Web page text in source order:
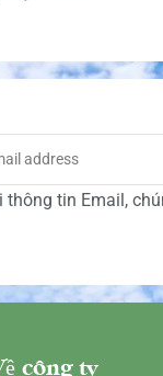
thông tin Email,
công ty